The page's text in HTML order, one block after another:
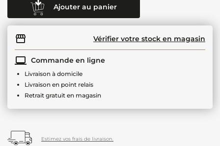
Ajouter au panier
Vérifier votre stock en magasin
Commande en ligne
Livraison à domicile
Livraison en point relais
Retrait gratuit en magasin
Estimez vos frais de livraison.